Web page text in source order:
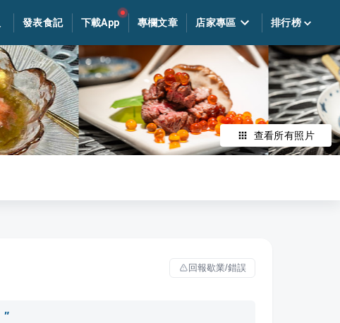
發表食記 下載App 專欄文章 店家專區 排行榜
查看所有照片
回報歇業/錯誤